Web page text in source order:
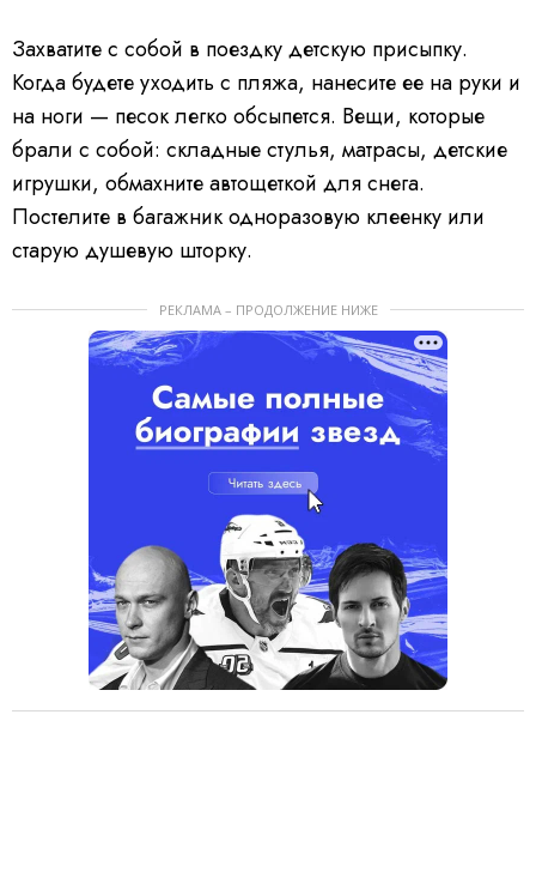
Захватите с собой в поездку детскую присыпку.
Когда будете уходить с пляжа, нанесите ее на руки и
на ноги — песок легко обсыпется. Вещи, которые
брали с собой: складные стулья, матрасы, детские
игрушки, обмахните автощеткой для снега.
Постелите в багажник одноразовую клеенку или
старую душевую шторку.
РЕКЛАМА – ПРОДОЛЖЕНИЕ НИЖЕ